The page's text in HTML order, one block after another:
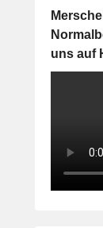
uns auf